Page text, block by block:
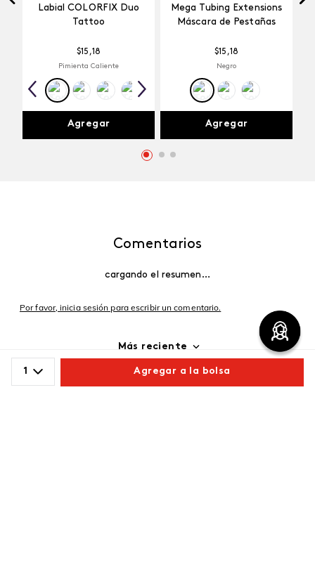
1 Agregar a la bolsa
Labial COLORFIX Duo
Tattoo
$15 ,18
Pimienta Caliente
Agregar
Mega Tubing Extensions
Máscara de Pestañas
$15 ,18
Negro
Agregar
Comentarios
cargando el resumen…
Por favor, inicia sesión para escribir un comentario.
Más reciente